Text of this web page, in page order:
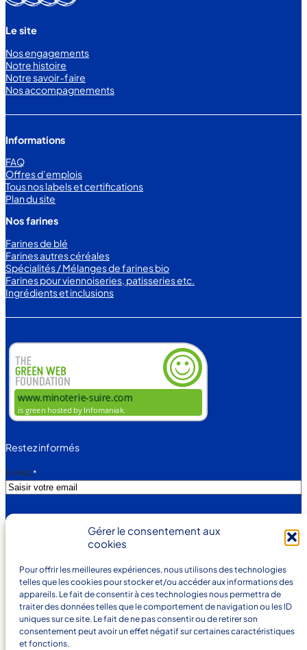
Gérer le consentement aux
cookies
Pour offrir les meilleures expériences, nous utilisons des technologies
telles que les cookies pour stocker et/ou accéder aux informations des
appareils. Le fait de consentir à ces technologies nous permettra de
traiter des données telles que le comportement de navigation ou les ID
uniques sur ce site. Le fait de ne pas consentir ou de retirer son
consentement peut avoir un effet négatif sur certaines caractéristiques
et fonctions.
Le site
Nos engagements
Notre histoire
Notre savoir-faire
Nos accompagnements
Informations
FAQ
Offres d’emplois
Tous nos labels et certifications
Plan du site
Nos farines
Farines de blé
Farines autres céréales
Spécialités / Mélanges de farines bio
Farines pour viennoiseries, patisseries etc.
Ingrédients et inclusions
Restez informés
E-MAIL *
J’ACCEPTE LA POLITIQUE DE CONFIDENTIALITÉ.
Votre adresse e-mail est uniquement utilisée pour vous
activités de la Minoterie. Vous pouvez toujours utiliser le
lien de désabonnement inclus dans la newsletter.
S'inscrire